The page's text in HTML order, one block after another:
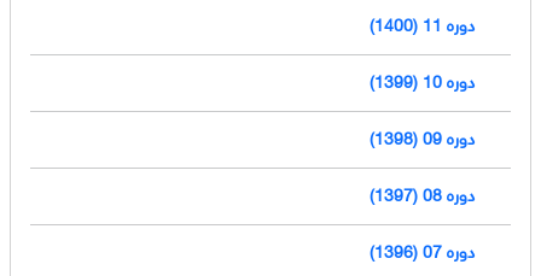
دوره 11 (1400)
دوره 10 (1399)
دوره 09 (1398)
دوره 08 (1397)
دوره 07 (1396)